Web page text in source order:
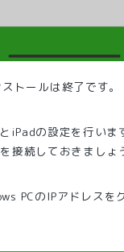
トールは終了です。
iPadの設定を行いま
接続しておきましょ
PCのIPアドレスを